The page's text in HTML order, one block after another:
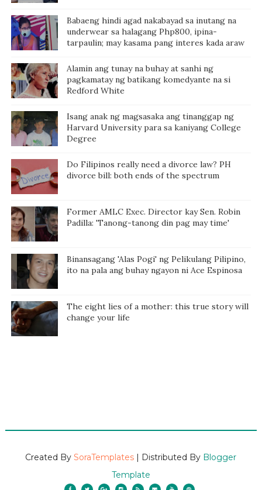
Babaeng hindi agad nakabayad sa inutang na
underwear sa halagang Php800, ipina-
tarpaulin; may kasama pang interes kada araw
Alamin ang tunay na buhay at sanhi ng
pagkamatay ng batikang komedyante na si
Redford White
Isang anak ng magsasaka ang tinanggap ng
Harvard University para sa kaniyang College
Degree
Do Filipinos really need a divorce law? PH
divorce bill: both ends of the spectrum
Former AMLC Exec. Director kay Sen. Robin
Padilla: 'Tanong-tanong din pag may time'
Binansagang 'Alas Pogi' ng Pelikulang Pilipino,
ito na pala ang buhay ngayon ni Ace Espinosa
The eight lies of a mother: this true story will
change your life
Created BySoraTemplates | Distributed By Blogger
Template